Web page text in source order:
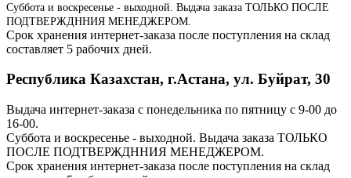
Суббота и воскресенье - выходной. Выдача заказа ТОЛЬКО ПОСЛЕ
ПОДТВЕРЖДННИЯ МЕНЕДЖЕРОМ.
Срок хранения интернет-заказа после поступления на склад
составляет 5 рабочих дней.
Республика Казахстан, г.Астана, ул. Буйрат, 30
Выдача интернет-заказа с понедельника по пятницу с 9-00 до
16-00.
Суббота и воскресенье - выходной. Выдача заказа ТОЛЬКО
ПОСЛЕ ПОДТВЕРЖДННИЯ МЕНЕДЖЕРОМ.
Срок хранения интернет-заказа после поступления на склад